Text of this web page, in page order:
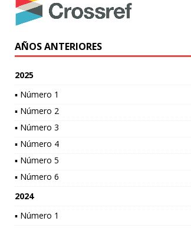
AÑOS ANTERIORES
2025
▪ Número 1
▪ Número 2
▪ Número 3
▪ Número 4
▪ Número 5
▪ Número 6
2024
▪ Número 1